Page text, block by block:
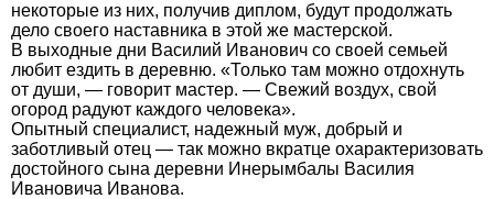
некоторые из них, получив диплом, будут продолжать
дело своего наставника в этой же мастерской.
В выходные дни Василий Иванович со своей семьей
любит ездить в деревню. «Только там можно отдохнуть
от души, — говорит мастер. — Свежий воздух, свой
огород радуют каждого человека».
Опытный специалист, надежный муж, добрый и
заботливый отец — так можно вкратце охарактеризовать
достойного сына деревни Инерымбалы Василия
Ивановича Иванова.